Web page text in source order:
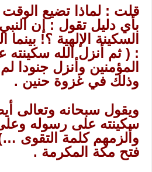
قلت : لماذا تضيع الوقت
بأي دليل تقول : إن
السكينة الإلهية ؟!
: ( ثم أنزل الله
المؤمنين وأنزل جنودا
وذلك في غزوة حنين .
ويقول سبحانه وتعالى
سكينته على رسوله
وألزمهم كلمة التقوى
فتح مكة المكرمة .